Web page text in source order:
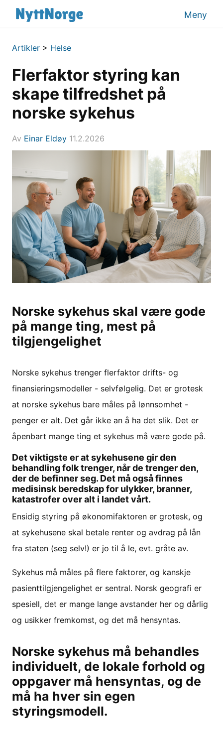
Meny
Artikler > Helse
Flerfaktor styring kan
skape tilfredshet på
norske sykehus
Av Einar Eldøy 11.2.2026
Norske sykehus skal være gode
på mange ting, mest på
tilgjengelighet
Norske sykehus trenger flerfaktor drifts- og
finansieringsmodeller - selvfølgelig. Det er grotesk
at norske sykehus bare måles på lønnsomhet -
penger er alt. Det går ikke an å ha det slik. Det er
åpenbart mange ting et sykehus må være gode på.
Det viktigste er at sykehusene gir den
behandling folk trenger, når de trenger den,
der de befinner seg. Det må også finnes
medisinsk beredskap for ulykker, branner,
katastrofer over alt i landet vårt.
Ensidig styring på økonomifaktoren er grotesk, og
at sykehusene skal betale renter og avdrag på lån
fra staten (seg selv!) er jo til å le, evt. gråte av.
Sykehus må måles på flere faktorer, og kanskje
pasienttilgjengelighet er sentral. Norsk geografi er
spesiell, det er mange lange avstander her og dårlig
og usikker fremkomst, og det må hensyntas.
Norske sykehus må behandles
individuelt, de lokale forhold og
oppgaver må hensyntas, og de
må ha hver sin egen
styringsmodell.